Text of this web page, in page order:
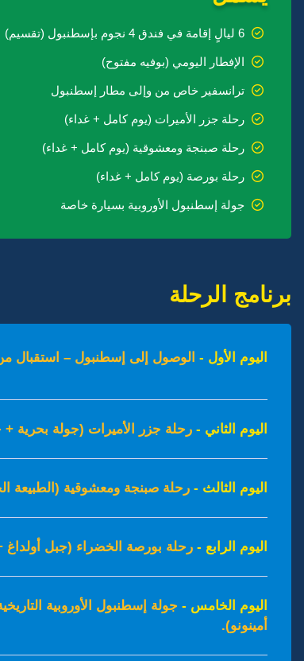
6 ليالٍ إقامة في فندق 4 نجوم بإسطنبول (تقسيم)
الإفطار اليومي (بوفيه مفتوح)
ترانسفير خاص من وإلى مطار إسطنبول
رحلة جزر الأميرات (يوم كامل + غداء)
رحلة صبنجة ومعشوقية (يوم كامل + غداء)
رحلة بورصة (يوم كامل + غداء)
جولة إسطنبول الأوروبية بسيارة خاصة
برنامج الرحلة
اليوم الأول - الوصول إلى إسطنبول – استقبال
اليوم الثاني - رحلة جزر الأميرات (جولة بحرية +
اليوم الثالث - رحلة صبنجة ومعشوقية (الطبيعة
اليوم الرابع - رحلة بورصة الخضراء (جبل أولداغ
اليوم الخامس - جولة إسطنبول الأوروبية
أمينونو).